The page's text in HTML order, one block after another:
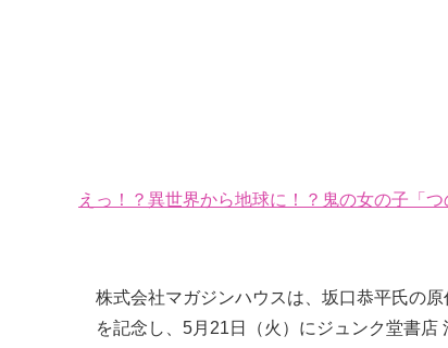
えっ！？異世界から地球に！？鬼の女の子「
株式会社マガジンハウスは、坂口恭平氏の
を記念し、5月21日（火）にジュンク堂書